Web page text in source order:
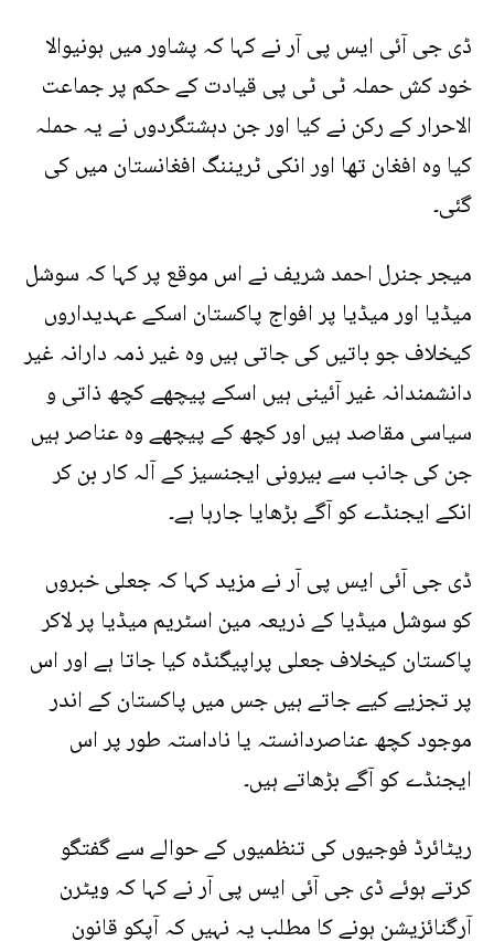
ڈی جی آئی ایس پی آر نے کہا کہ پشاور میں ہونیوالا
خود کش حملہ ٹی ٹی پی قیادت کے حکم پر جماعت
الاحرار کے رکن نے کیا اور جن دہشتگردوں نے یہ حملہ
کیا وہ افغان تھا اور انکی ٹریننگ افغانستان میں کی
گئی۔
میجر جنرل احمد شریف نے اس موقع پر کہا کہ سوشل
میڈیا اور میڈیا پر افواج پاکستان اسکے عہدیداروں
کیخلاف جو باتیں کی جاتی ہیں وہ غیر ذمہ دارانہ غیر
دانشمندانہ غیر آئینی ہیں اسکے پیچھے کچھ ذاتی و
سیاسی مقاصد ہیں اور کچھ کے پیچھے وہ عناصر ہیں
جن کی جانب سے بیرونی ایجنسیز کے آلہ کار بن کر
انکے ایجنڈے کو آگے بڑھایا جارہا ہے۔
ڈی جی آئی ایس پی آر نے مزید کہا کہ جعلی خبروں
کو سوشل میڈیا کے ذریعہ مین اسٹریم میڈیا پر لاکر
پاکستان کیخلاف جعلی پراپیگنڈہ کیا جاتا ہے اور اس
پر تجزیے کیے جاتے ہیں جس میں پاکستان کے اندر
موجود کچھ عناصردانستہ یا ناداستہ طور پر اس
ایجنڈے کو آگے بڑھاتے ہیں۔
ریٹائرڈ فوجیوں کی تنظمیوں کے حوالے سے گفتگو
کرتے ہوئے ڈی جی آئی ایس پی آر نے کہا کہ ویٹرن
آرگنائزیشن ہونے کا مطلب یہ نہیں کہ آپکو قانون